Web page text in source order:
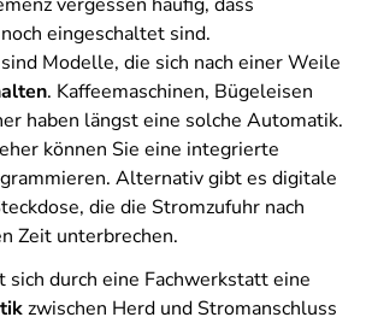
eingeschaltet sind.
Modelle, die sich nach einer Weile
. Kaffeemaschinen, Bügeleisen
haben längst eine solche Automatik.
können Sie eine integrierte
Alternativ gibt es digitale
die die Stromzufuhr nach
Zeit unterbrechen.
sich durch eine Fachwerkstatt eine
zwischen Herd und Stromanschluss